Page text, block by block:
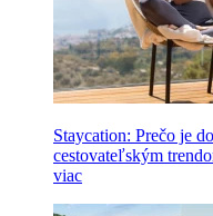
Staycation: Prečo je
cestovateľským
viac